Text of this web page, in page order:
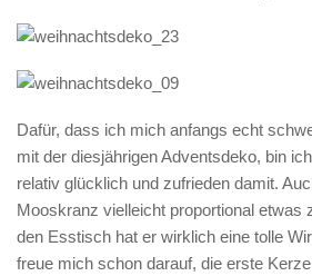
Dafür, dass ich mich anfangs echt
mit der diesjährigen Adventsdeko, bin
relativ glücklich und zufrieden damit.
Mooskranz vielleicht proportional etwas
den Esstisch hat er wirklich eine tolle
freue mich schon darauf, die erste